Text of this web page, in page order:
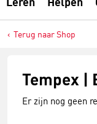
Terug naar Shop
Tempex |
Er zijn nog geen